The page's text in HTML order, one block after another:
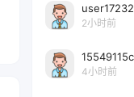
user17232
2小时前
4小时前